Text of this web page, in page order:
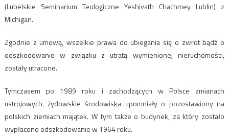
(Lubelskie Seminarium Teologiczne Yeshivath Chachmey Lublin) z
Michigan.
Zgodnie z umową, wszelkie prawa do ubiegania się o zwrot bądź o
odszkodowanie w związku z utratą wymienionej nieruchomości,
zostały utracone.
Tymczasem po 1989 roku i zachodzących w Polsce zmianach
ustrojowych, żydowskie środowiska upomniały o pozostawiony na
polskich ziemiach majątek. W tym także o budynek, za który zostało
wypłacone odszkodowanie w 1964 roku.